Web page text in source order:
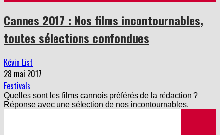
Cannes 2017 : Nos films incontournables,
toutes sélections confondues
Kévin List
28 mai 2017
Festivals
Quelles sont les films cannois préférés de la rédaction ?
Réponse avec une sélection de nos incontournables.